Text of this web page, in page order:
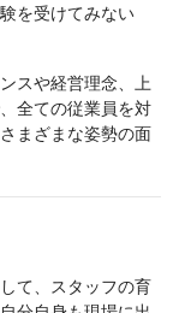
を受けてみない
スや経営理念、上
全ての従業員を対
まざまな姿勢の面
て、スタッフの育